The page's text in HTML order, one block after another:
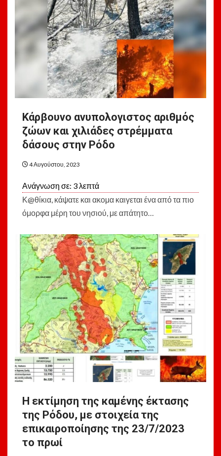
Κάρβουνο ανυπολογιστος αριθμός
ζώων και χιλιάδες στρέμματα
δάσους στην Ρόδο
4 Αυγούστου, 2023
Ανάγνωση σε: 3λεπτά
Κ@θίκια, κάψατε και ακομα καιγεται ένα από τα πιο
όμορφα μέρη του νησιού, με απάτητο…
Η εκτίμηση της καμένης έκτασης
της Ρόδου, με στοιχεία της
επικαιροποίησης της 23/7/2023
το πρωί